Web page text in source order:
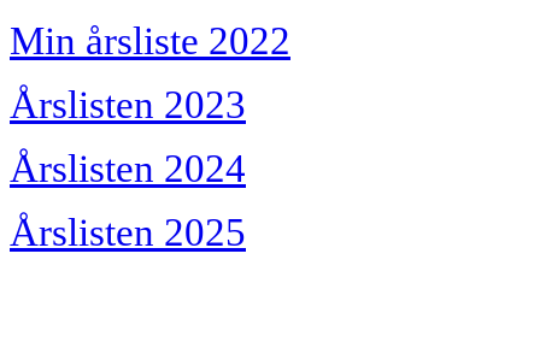
Min årsliste 2022
Årslisten 2023
Årslisten 2024
Årslisten 2025